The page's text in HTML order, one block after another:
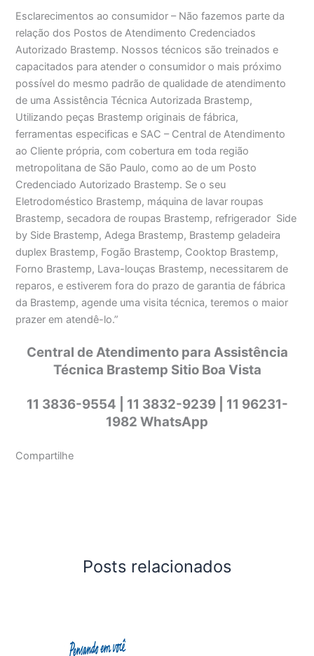
Esclarecimentos ao consumidor – Não fazemos parte da
relação dos Postos de Atendimento Credenciados
Autorizado Brastemp. Nossos técnicos são treinados e
capacitados para atender o consumidor o mais próximo
possível do mesmo padrão de qualidade de atendimento
de uma Assistência Técnica Autorizada Brastemp,
Utilizando peças Brastemp originais de fábrica,
ferramentas especificas e SAC – Central de Atendimento
ao Cliente própria, com cobertura em toda região
metropolitana de São Paulo, como ao de um Posto
Credenciado Autorizado Brastemp. Se o seu
Eletrodoméstico Brastemp, máquina de lavar roupas
Brastemp, secadora de roupas Brastemp, refrigerador Side
by Side Brastemp, Adega Brastemp, Brastemp geladeira
duplex Brastemp, Fogão Brastemp, Cooktop Brastemp,
Forno Brastemp, Lava-louças Brastemp, necessitarem de
reparos, e estiverem fora do prazo de garantia de fábrica
da Brastemp, agende uma visita técnica, teremos o maior
prazer em atendê-lo.”
Central de Atendimento para Assistência
Técnica Brastemp Sitio Boa Vista
11 3836-9554 | 11 3832-9239 | 11 96231-
1982 WhatsApp
Compartilhe
Posts relacionados